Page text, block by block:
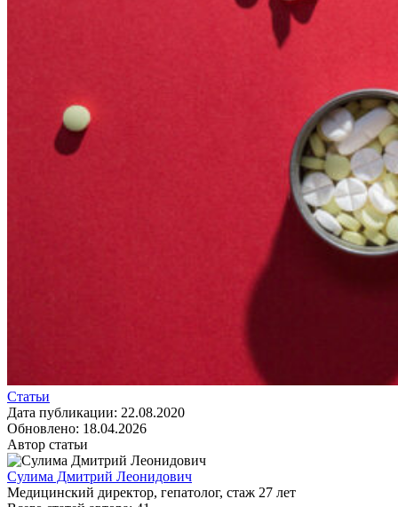
Статьи
Дата публикации: 22.08.2020
Обновлено: 18.04.2026
Автор статьи
Сулима Дмитрий Леонидович
Медицинский директор, гепатолог, стаж 27 лет